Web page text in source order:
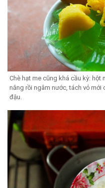
Chè hạt me cũng khá cầu kỳ: hột
nắng rồi ngâm nước, tách vỏ
đậu.